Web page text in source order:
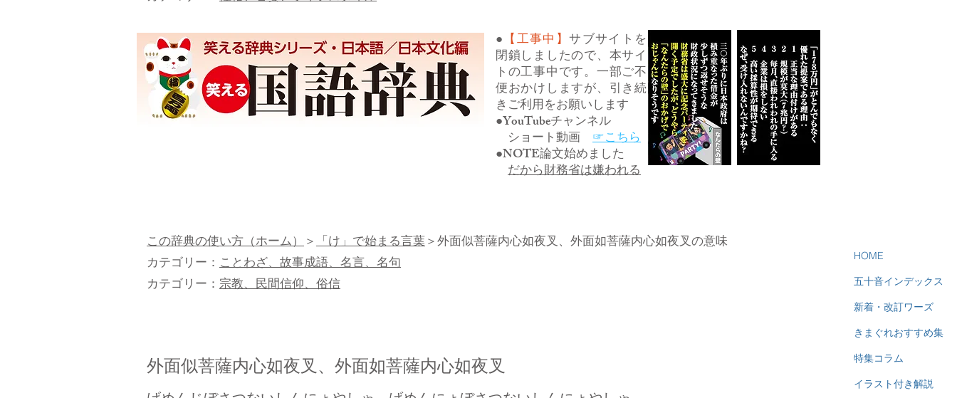
● 【工事中】サブサイトを
閉鎖しましたので、本サイ
トの工事中です。一部ご不
便おかけしますが、引き続
きご利用をお願いします
●YouTubeチャンネル
ショート動画 ☞こちら
●NOTE論文始めました
だから財務省は嫌われる
この辞典の使い方（ホーム）＞「け」で始まる言葉＞外面似菩薩内心如夜叉、外面如菩薩内心如夜叉の意味
カテゴリー： ことわざ、故事成語、名言、名句
カテゴリー： 宗教、民間信仰、俗信
外面似菩薩内心如夜叉、外面如菩薩内心如夜叉
HOME
五十音インデックス
新着・改訂ワーズ
きまぐれおすすめ集
特集コラム
イラスト付き解説